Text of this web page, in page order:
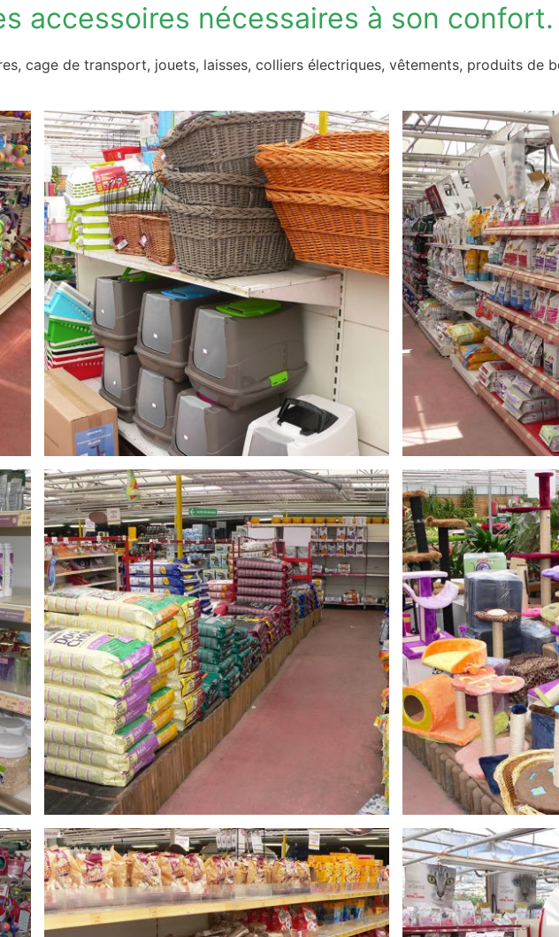
accessoires nécessaires à son confort.
cage de transport, jouets, laisses, colliers électriques, vêtements, produits de